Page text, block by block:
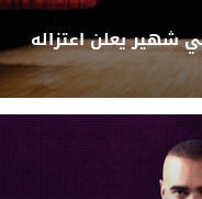
شهير يعلن اعتزاله